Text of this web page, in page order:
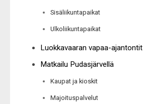
Sisäliikuntapaikat
Ulkoliikuntapaikat
Luokkavaaran vapaa-ajantontit
Matkailu Pudasjärvellä
Kaupat ja kioskit
Majoituspalvelut